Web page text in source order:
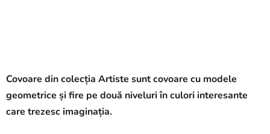
Covoare din colecția Artiste sunt covoare cu modele
geometrice și fire pe două niveluri în culori interesante
care trezesc imaginația.